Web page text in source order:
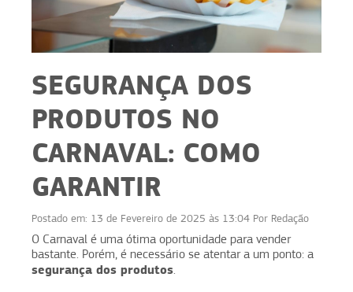
SEGURANÇA DOS
PRODUTOS NO
CARNAVAL: COMO
GARANTIR
Postado em: 13 de Fevereiro de 2025 às 13:04 Por Redação
O Carnaval é uma ótima oportunidade para vender
bastante. Porém, é necessário se atentar a um ponto: a
segurança dos produtos.